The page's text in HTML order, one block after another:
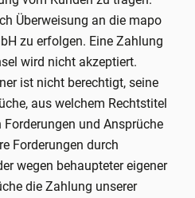
Überweisung an die mapo
zu erfolgen. Eine Zahlung
wird nicht akzeptiert.
ist nicht berechtigt, seine
aus welchem Rechtstitel
und Ansprüche
Forderungen durch
wegen behaupteter eigener
die Zahlung unserer